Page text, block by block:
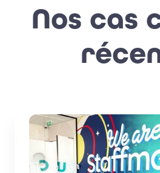
Nos cas